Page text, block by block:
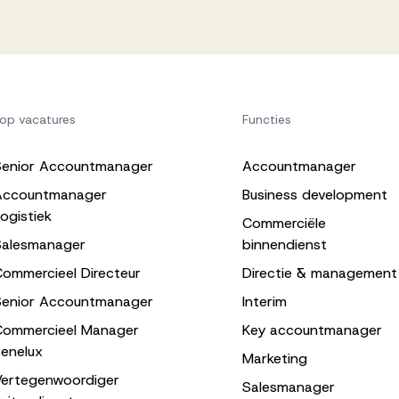
vacatures
Accountmanager
Directeur
Accountmanager
Manager
Functies
Accountmanager
Business development
Commerciële
binnendienst
Directie & management
Interim
Key accountmanager
Marketing
Salesmanager